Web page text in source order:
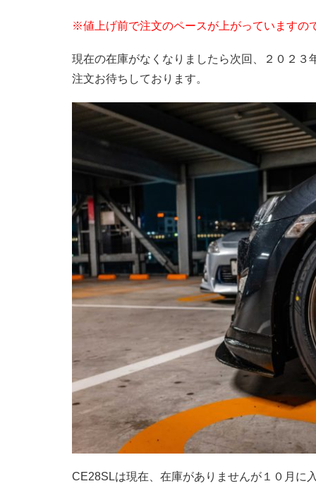
※値上げ前で注文のペースが上がっていますの
現在の在庫がなくなりましたら次回、２０２
注文お待ちしております。
CE28SLは現在、在庫がありませんが１０月に